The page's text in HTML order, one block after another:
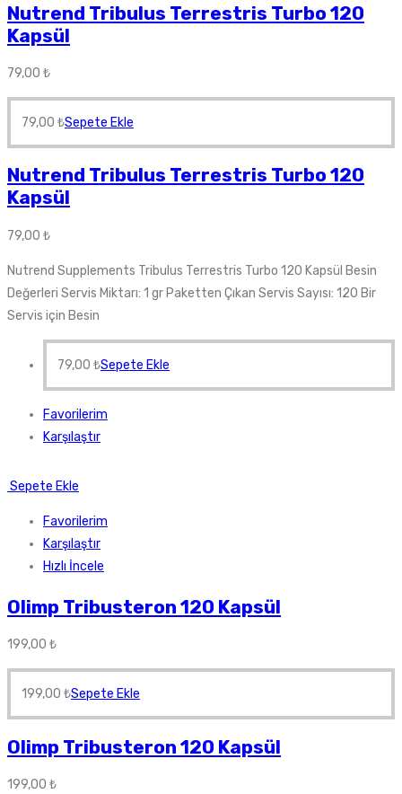
Nutrend Tribulus Terrestris Turbo 120
Kapsül
79,00 ₺
79,00 ₺Sepete Ekle
Nutrend Tribulus Terrestris Turbo 120
Kapsül
79,00 ₺
Nutrend Supplements Tribulus Terrestris Turbo 120 Kapsül Besin
Değerleri Servis Miktarı: 1 gr Paketten Çıkan Servis Sayısı: 120 Bir
Servis için Besin
79,00 ₺Sepete Ekle
Favorilerim
Karşılaştır
Sepete Ekle
Favorilerim
Karşılaştır
Hızlı İncele
Olimp Tribusteron 120 Kapsül
199,00 ₺
199,00 ₺Sepete Ekle
Olimp Tribusteron 120 Kapsül
199,00 ₺